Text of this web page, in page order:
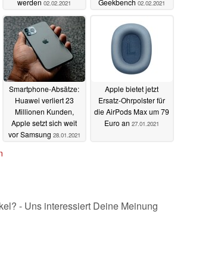
werden 02.02.2021
Geekbench 02.02.2021
Smartphone-Absätze:
Huawei verliert 23
Millionen Kunden,
Apple setzt sich weit
vor Samsung 28.01.2021
Apple bietet jetzt
Ersatz-Ohrpolster für
die AirPods Max um 79
Euro an 27.01.2021
- Uns interessiert Deine Meinung